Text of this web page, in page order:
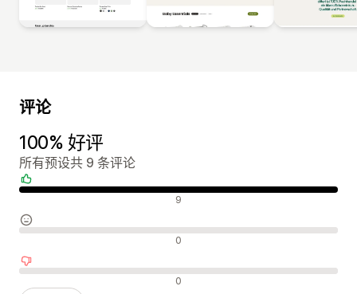
评论
100% 好评
所有预设共 9 条评论
好评 9
中评 0
差评 0